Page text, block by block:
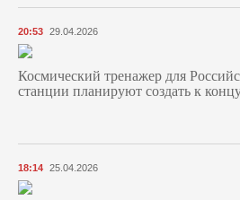
20:53 29.04.2026
Космический тренажер для
станции планируют создать к
18:14 25.04.2026